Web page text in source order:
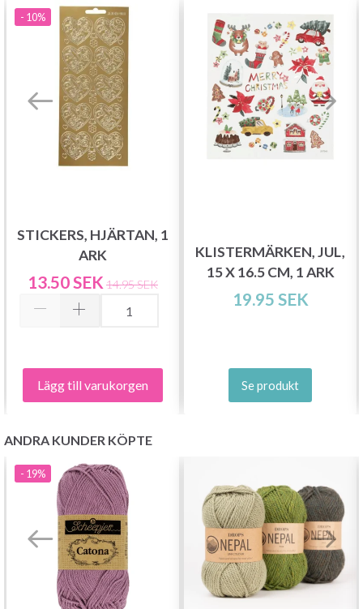
- 10%
STICKERS, HJÄRTAN, 1
ARK
13.50 SEK 14.95 SEK
Lägg till varukorgen
KLISTERMÄRKEN, JUL,
15 X 16.5 CM, 1 ARK
19.95 SEK
Se produkt
ANDRA KUNDER KÖPTE
- 19%